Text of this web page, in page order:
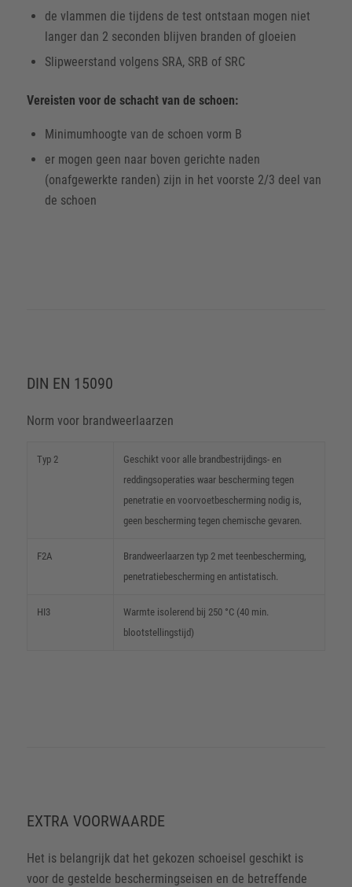
de vlammen die tijdens de test ontstaan mogen niet
langer dan 2 seconden blijven branden of gloeien
Slipweerstand volgens SRA, SRB of SRC
Vereisten voor de schacht van de schoen:
Minimumhoogte van de schoen vorm B
er mogen geen naar boven gerichte naden
(onafgewerkte randen) zijn in het voorste 2/3 deel van
de schoen
DIN EN 15090
Norm voor brandweerlaarzen
Typ 2
Geschikt voor alle brandbestrijdings- en
reddingsoperaties waar bescherming tegen
penetratie en voorvoetbescherming nodig is,
geen bescherming tegen chemische gevaren.
F2A
Brandweerlaarzen typ 2 met teenbescherming,
penetratiebescherming en antistatisch.
HI3
Warmte isolerend bij 250 °C (40 min.
blootstellingstijd)
EXTRA VOORWAARDE
Het is belangrijk dat het gekozen schoeisel geschikt is
voor de gestelde beschermingseisen en de betreffende